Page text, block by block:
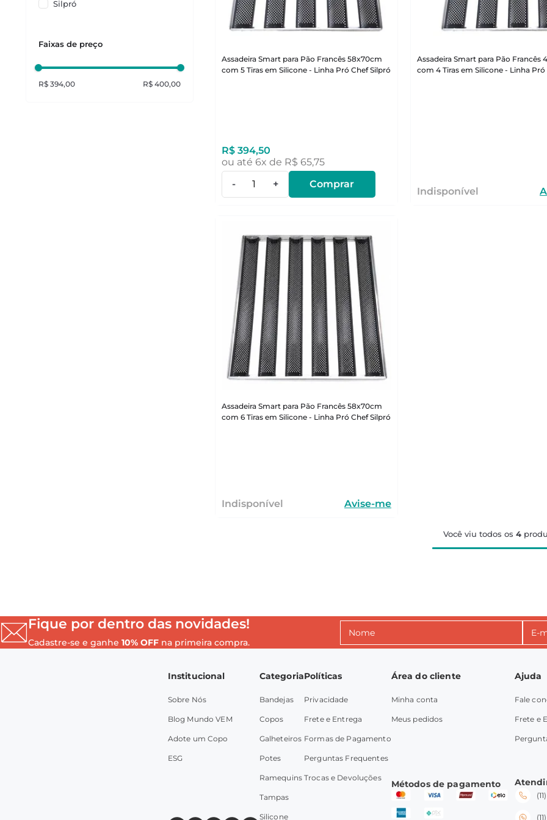
Silpró
Faixas de preço
R$ 394,00 R$ 400,00
Assadeira Smart para Pão Francês 58x70cm
com 5 Tiras em Silicone - Linha Pró Chef Silpró
R$ 394,50
ou até 6x de R$ 65,75
-
+ Comprar
Assadeira Smart para Pão Francês
com 4 Tiras em Silicone - Linha Pró
Indisponível
Assadeira Smart para Pão Francês 58x70cm
com 6 Tiras em Silicone - Linha Pró Chef Silpró
Indisponível Avise-me
Você viu todos os 4
Fique por dentro das novidades!
Cadastre-se e ganhe 10% OFF na primeira compra.
Institucional
Sobre Nós
Blog Mundo VEM
Adote um Copo
ESG
Categoria
Bandejas
Copos
Galheteiros
Potes
Ramequins
Tampas
Silicone
Políticas
Privacidade
Frete e Entrega
Formas de Pagamento
Perguntas Frequentes
Trocas e Devoluções
Área do cliente
Minha conta
Meus pedidos
Métodos de pagamento
Ajuda
Fale
Frete e